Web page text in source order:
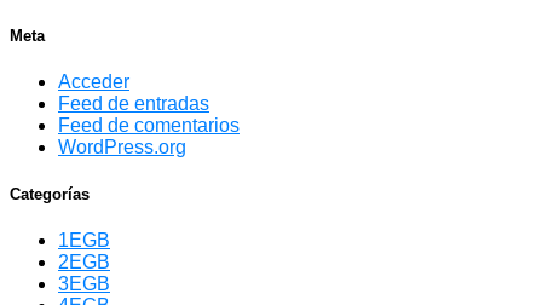
Meta
Acceder
Feed de entradas
Feed de comentarios
WordPress.org
Categorías
1EGB
2EGB
3EGB